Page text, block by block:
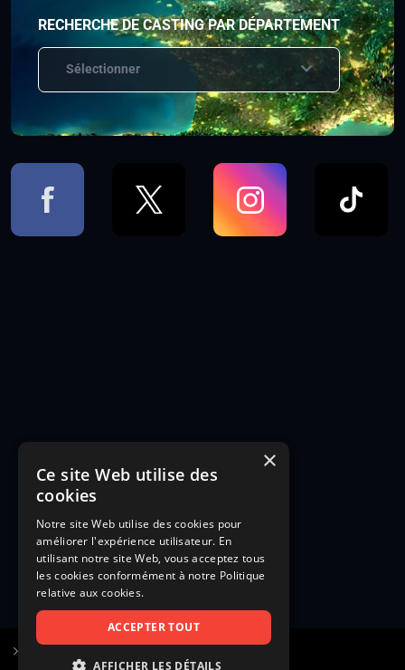
RECHERCHE DE CASTING PAR DÉPARTEMENT
Sélectionner
×
Ce site Web utilise des
cookies
Notre site Web utilise des cookies pour
améliorer l'expérience utilisateur. En
utilisant notre site Web, vous acceptez tous
les cookies conformément à notre Politique
relative aux cookies.
ACCEPTER TOUT
AFFICHER LES DÉTAILS